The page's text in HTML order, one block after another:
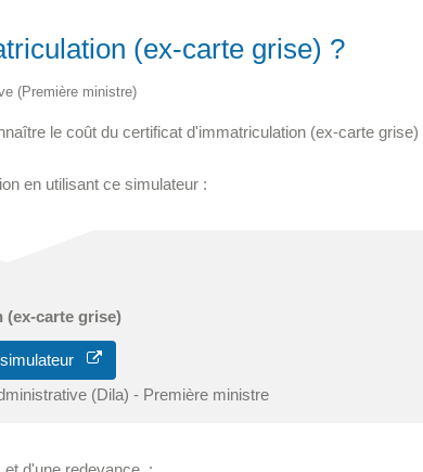
(ex-carte grise) ?
(Première ministre)
le coût du certificat d'immatriculation (ex-carte grise)
en utilisant ce simulateur :
carte grise)
(Dila) - Première ministre